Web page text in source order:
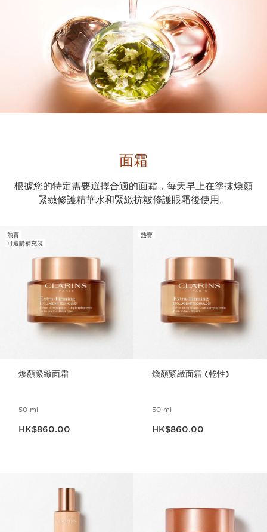
面霜
根據您的特定需要選擇合適的面霜，每天早上在塗抹煥顏
緊緻修護精華水和緊緻抗皺修護眼霜後使用。
熱賣
可選購補充裝
煥顏緊緻面霜
50 ml
HK$860.00
熱賣
煥顏緊緻面霜 (乾性)
50 ml
HK$860.00